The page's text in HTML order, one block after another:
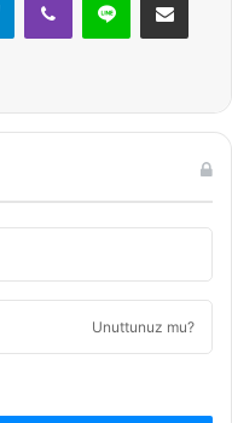
Unuttunuz mu?